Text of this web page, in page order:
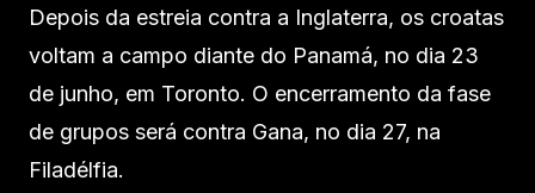
Depois da estreia contra a Inglaterra, os croatas
voltam a campo diante do Panamá, no dia 23
de junho, em Toronto. O encerramento da fase
de grupos será contra Gana, no dia 27, na
Filadélfia.